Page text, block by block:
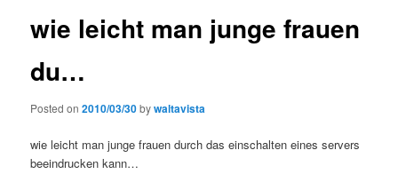
wie leicht man junge frauen
du…
Posted on2010/03/30bywaltavista
wie leicht man junge frauen durch das einschalten eines servers
beeindrucken kann…